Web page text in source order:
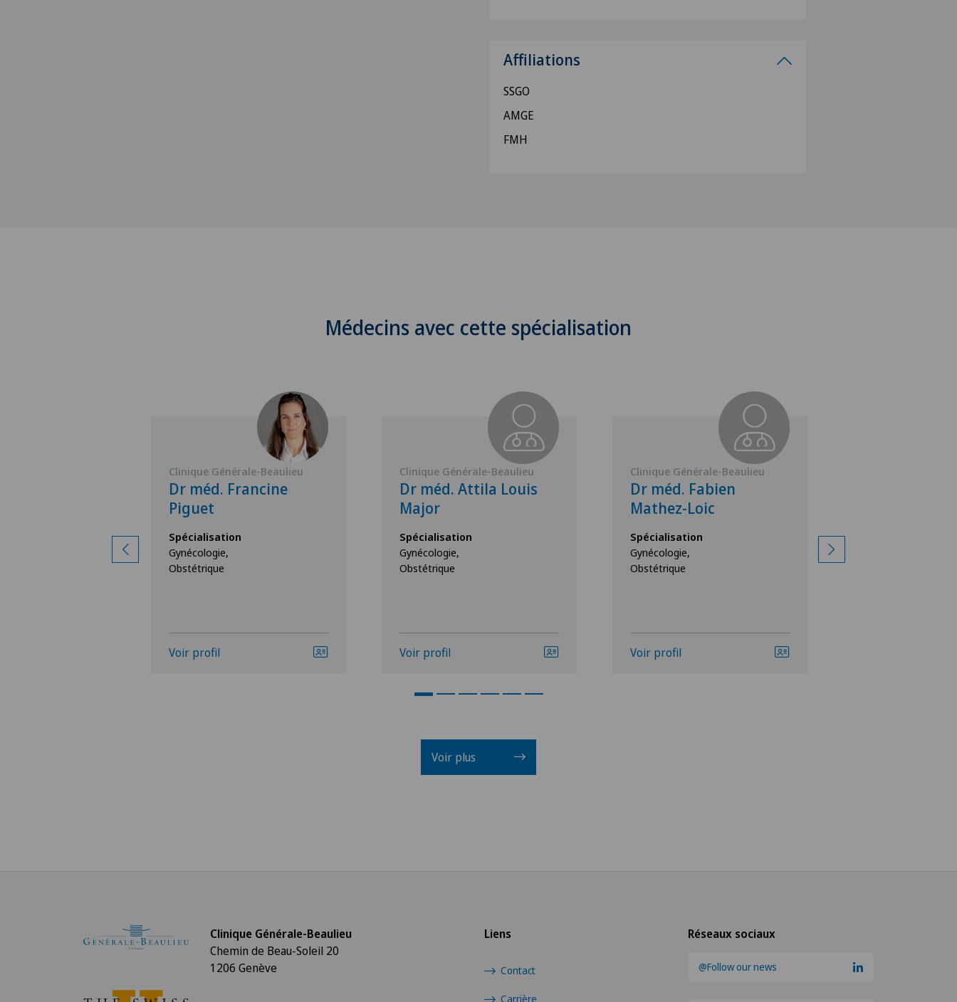
Affiliations
SSGO
AMGE
FMH
Médecins avec cette spécialisation
Clinique Générale-Beaulieu
Dr méd. Francine
Piguet
Spécialisation
Gynécologie,
Obstétrique
Voir profil
Clinique Générale-Beaulieu
Dr méd. Attila Louis
Major
Spécialisation
Gynécologie,
Obstétrique
Voir profil
Clinique Générale-Beaulieu
Dr méd. Fabien
Mathez-Loic
Spécialisation
Gynécologie,
Obstétrique
Voir profil
Voir plus
Réseaux sociaux
@Follow our news
Liens
Contact
Carrière
Clinique Générale-Beaulieu
Chemin de Beau-Soleil 20
1206 Genève